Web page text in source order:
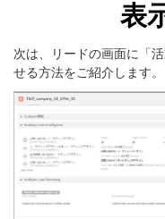
表
次は、リードの画面に「
せる方法をご紹介します。